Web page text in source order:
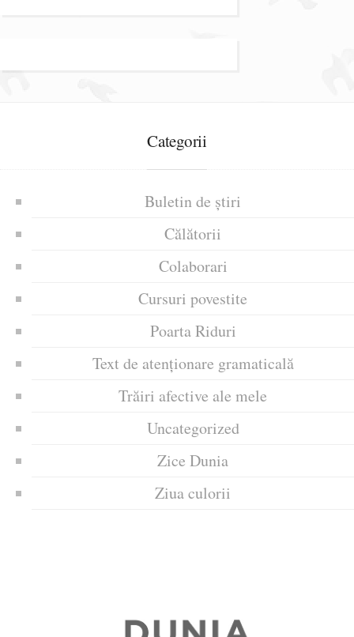
Categorii
Buletin de știri
Călătorii
Colaborari
Cursuri povestite
Poarta Riduri
Text de atenționare gramaticală
Trăiri afective ale mele
Uncategorized
Zice Dunia
Ziua culorii